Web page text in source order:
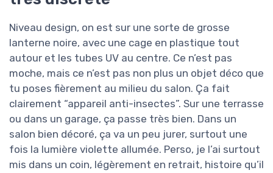
Niveau design, on est sur une sorte de grosse
lanterne noire, avec une cage en plastique tout
autour et les tubes UV au centre. Ce n’est pas
moche, mais ce n’est pas non plus un objet déco que
tu poses fièrement au milieu du salon. Ça fait
clairement “appareil anti-insectes”. Sur une terrasse
ou dans un garage, ça passe très bien. Dans un
salon bien décoré, ça va un peu jurer, surtout une
fois la lumière violette allumée. Perso, je l’ai surtout
mis dans un coin, légèrement en retrait, histoire qu’il